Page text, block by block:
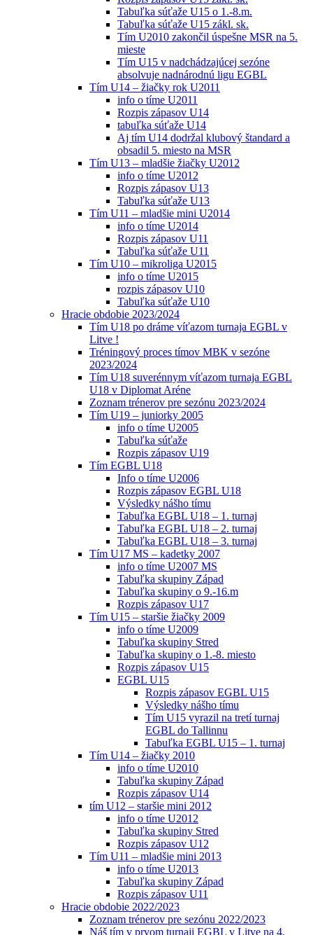
Tabuľka súťaže U15 o 1.-8.m.
Tabuľka súťaže U15 zákl. sk.
Tím U2010 zakončil úspešne MSR na 5.
mieste
Tím U15 v nadchádzajúcej sezóne
absolvuje nadnárodnú ligu EGBL
Tím U14 – žiačky rok U2011
info o tíme U2011
Rozpis zápasov U14
tabuľka súťaže U14
Aj tím U14 dodržal klubový štandard a
obsadil 5. miesto na MSR
Tím U13 – mladšie žiačky U2012
info o tíme U2012
Rozpis zápasov U13
Tabuľka súťaže U13
Tím U11 – mladšie mini U2014
info o tíme U2014
Rozpis zápasov U11
Tabuľka súťaže U11
Tím U10 – mikroliga U2015
info o tíme U2015
rozpis zápasov U10
Tabuľka súťaže U10
Hracie obdobie 2023/2024
Tím U18 po dráme víťazom turnaja EGBL v
Litve !
Tréningový proces tímov MBK v sezóne
2023/2024
Tím U18 suverénnym víťazom turnaja EGBL
U18 v Diplomat Aréne
Zoznam trénerov pre sezónu 2023/2024
Tím U19 – juniorky 2005
info o tíme U2005
Tabuľka súťaže
Rozpis zápasov U19
Tím EGBL U18
Info o tíme U2006
Rozpis zápasov EGBL U18
Výsledky nášho tímu
Tabuľka EGBL U18 – 1. turnaj
Tabuľka EGBL U18 – 2. turnaj
Tabuľka EGBL U18 – 3. turnaj
Tím U17 MS – kadetky 2007
info o tíme U2007 MS
Tabuľka skupiny Západ
Tabuľka skupiny o 9.-16.m
Rozpis zápasov U17
Tím U15 – staršie žiačky 2009
info o tíme U2009
Tabuľka skupiny Stred
Tabuľka skupiny o 1.-8. miesto
Rozpis zápasov U15
EGBL U15
Rozpis zápasov EGBL U15
Výsledky nášho tímu
Tím U15 vyrazil na tretí turnaj
EGBL do Tallinnu
Tabuľka EGBL U15 – 1. turnaj
Tím U14 – žiačky 2010
info o tíme U2010
Tabuľka skupiny Západ
Rozpis zápasov U14
tím U12 – staršie mini 2012
info o tíme U2012
Tabuľka skupiny Stred
Rozpis zápasov U12
Tím U11 – mladšie mini 2013
info o tíme U2013
Tabuľka skupiny Západ
Rozpis zápasov U11
Hracie obdobie 2022/2023
Zoznam trénerov pre sezónu 2022/2023
Náš tím v prvom turnaji EGBL v Litve na 4.